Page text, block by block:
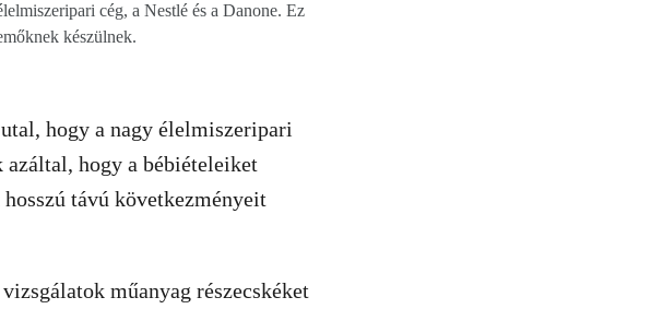
cég, a Nestlé és a Danone. Ez
készülnek.
hogy a nagy élelmiszeripari
azáltal, hogy a bébiételeiket
távú következményeit
műanyag részecskéket